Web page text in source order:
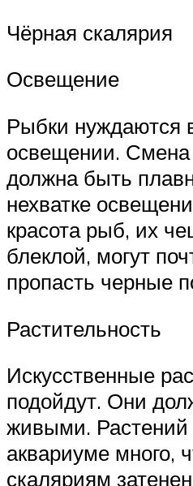
Чёрная скалярия
Освещение
Рыбки нуждаются
освещении. Смена
должна быть
нехватке
красота рыб, их
блеклой, могут
пропасть черные
Растительность
Искусственные
подойдут. Они
живыми. Растений
аквариуме много,
скаляриям